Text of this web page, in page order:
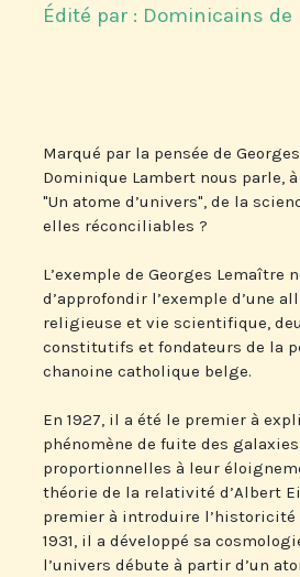
Édité par : Dominicains de
Marqué par la pensée de
Dominique Lambert nous parle,
"Un atome d’univers", de la
elles réconciliables ?
L’exemple de Georges Lemaître
d’approfondir l’exemple d’une
religieuse et vie scientifique,
constitutifs et fondateurs de la
chanoine catholique belge.
En 1927, il a été le premier à
phénomène de fuite des
proportionnelles à leur
théorie de la relativité d’Albert
premier à introduire l’historicité
1931, il a développé sa
l’univers débute à partir d’un